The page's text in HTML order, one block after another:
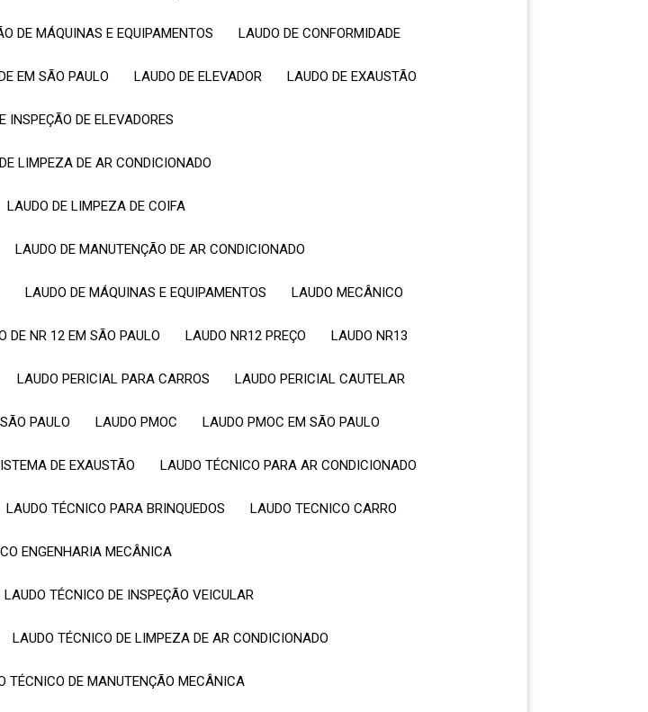
DE MÁQUINAS E EQUIPAMENTOS LAUDO DE CONFORMIDADE
EM SÃO PAULO LAUDO DE ELEVADOR LAUDO DE EXAUSTÃO
INSPEÇÃO DE ELEVADORES
DE LIMPEZA DE AR CONDICIONADO
LAUDO DE LIMPEZA DE COIFA
LAUDO DE MANUTENÇÃO DE AR CONDICIONADO
LAUDO DE MÁQUINAS E EQUIPAMENTOS LAUDO MECÂNICO
DE NR 12 EM SÃO PAULO LAUDO NR12 PREÇO LAUDO NR13
LAUDO PERICIAL PARA CARROS LAUDO PERICIAL CAUTELAR
PAULO LAUDO PMOC LAUDO PMOC EM SÃO PAULO
DE EXAUSTÃO LAUDO TÉCNICO PARA AR CONDICIONADO
LAUDO TÉCNICO PARA BRINQUEDOS LAUDO TECNICO CARRO
ENGENHARIA MECÂNICA
LAUDO TÉCNICO DE INSPEÇÃO VEICULAR
LAUDO TÉCNICO DE LIMPEZA DE AR CONDICIONADO
TÉCNICO DE MANUTENÇÃO MECÂNICA